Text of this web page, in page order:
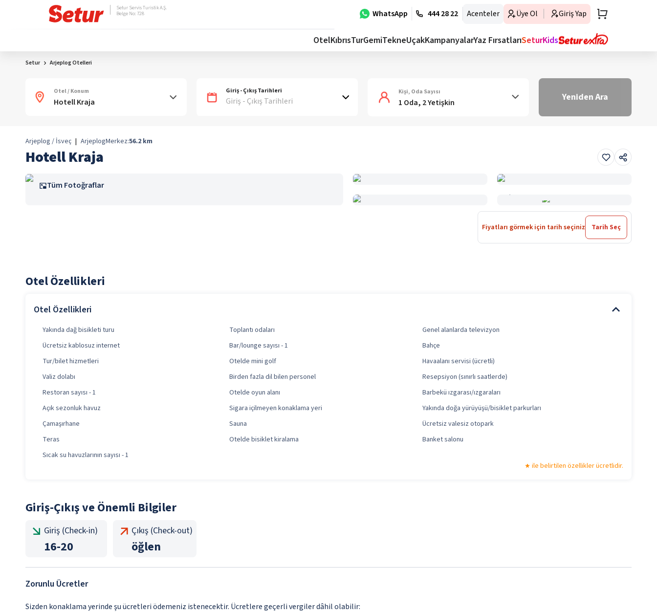
WhatsApp 444 28 22 Acenteler Üye Ol Giriş Yap
Setur Servis Turistik A.Ş.
Belge No: 728
OtelKıbrısTurGemiTekneUçakKampanyalarYaz FırsatlarıSeturKids
Setur Arjeplog Otelleri
Otel / Konum Giriş - Çıkış Tarihleri
Giriş - Çıkış Tarihleri
Kişi, Oda Sayısı
1 Oda, 2 Yetişkin Yeniden Ara
Arjeplog / İsveç | ArjeplogMerkez:56.2 km
Hotell Kraja
Tüm Fotoğraflar
Fiyatları görmek için tarih seçiniz Tarih Seç
Otel Özellikleri
Otel Özellikleri
Yakında dağ bisikleti turu Toplantı odaları
Genel alanlarda televizyon
Ücretsiz kablosuz internet
Bar/lounge sayısı - 1
Bahçe
Tur/bilet hizmetleri
Otelde mini golf
Havaalanı servisi (ücretli)
Valiz dolabı
Birden fazla dil bilen personel
Resepsiyon (sınırlı saatlerde)
Restoran sayısı - 1
Otelde oyun alanı
Barbekü ızgarası/ızgaraları
Açık sezonluk havuz
Sigara içilmeyen konaklama yeri
Yakında doğa yürüyüşü/bisiklet parkurları
Çamaşırhane
Sauna
Ücretsiz valesiz otopark
Teras
Otelde bisiklet kiralama
Banket salonu
Sıcak su havuzlarının sayısı - 1
ile belirtilen özellikler ücretlidir.
Giriş-Çıkış ve Önemli Bilgiler
Giriş (Check-in)
16-20
Çıkış (Check-out)
öğlen
Zorunlu Ücretler
Sizden konaklama yerinde şu ücretleri ödemeniz istenecektir. Ücretlere geçerli vergiler dâhil olabilir: